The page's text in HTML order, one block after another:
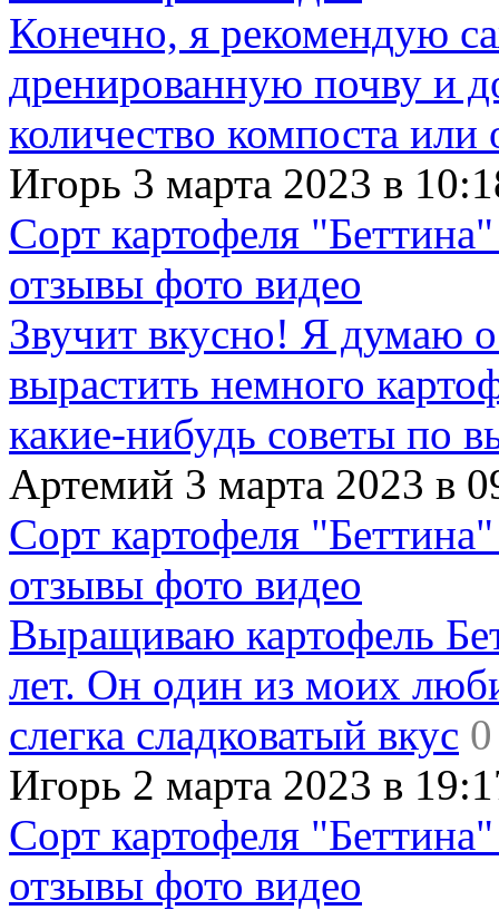
Конечно, я рекомендую
дренированную почву и
количество компоста
Игорь 3 марта 2023 в
Сорт картофеля
отзывы фото видео
Звучит вкусно! Я думаю
вырастить немного
какие-нибудь советы по
Артемий 3 марта 2023 в
Сорт картофеля
отзывы фото видео
Выращиваю картофель
лет. Он один из моих
слегка сладковатый вкус 0
Игорь 2 марта 2023 в
Сорт картофеля
отзывы фото видео